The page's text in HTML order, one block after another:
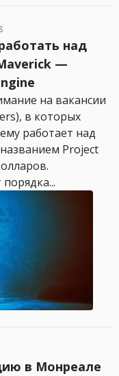
над
—
на вакансии
в которых
работает над
Project
в Монреале